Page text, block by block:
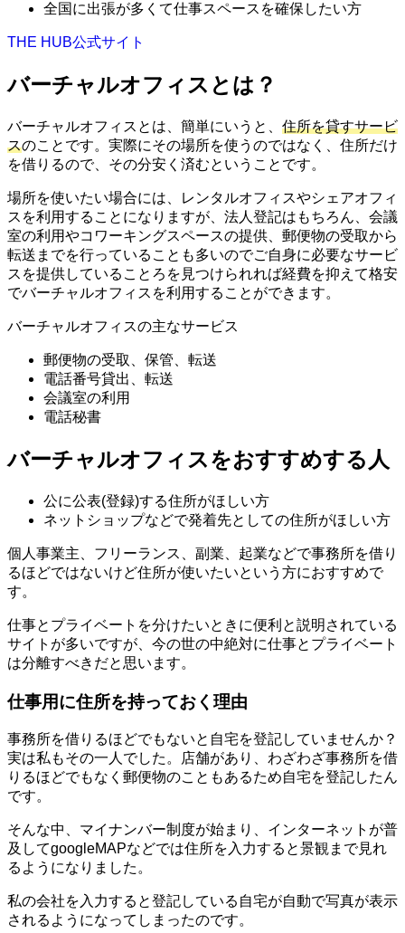
全国に出張が多くて仕事スペースを確保したい方
THE HUB公式サイト
バーチャルオフィスとは？
バーチャルオフィスとは、簡単にいうと、 住所を貸すサービ
スのことです。実際にその場所を使うのではなく、住所だけ
を借りるので、その分安く済むということです。
場所を使いたい場合には、レンタルオフィスやシェアオフィ
スを利用することになりますが、法人登記はもちろん、会議
室の利用やコワーキングスペースの提供、郵便物の受取から
転送までを行っていることも多いのでご自身に必要なサービ
スを提供していることろを見つけられれば経費を抑えて格安
でバーチャルオフィスを利用することができます。
バーチャルオフィスの主なサービス
郵便物の受取、保管、転送
電話番号貸出、転送
会議室の利用
電話秘書
バーチャルオフィスをおすすめする人
公に公表(登録)する住所がほしい方
ネットショップなどで発着先としての住所がほしい方
個人事業主、フリーランス、副業、起業などで事務所を借り
るほどではないけど住所が使いたいという方におすすめで
す。
仕事とプライベートを分けたいときに便利と説明されている
サイトが多いですが、今の世の中絶対に仕事とプライベート
は分離すべきだと思います。
仕事用に住所を持っておく理由
事務所を借りるほどでもないと自宅を登記していませんか？
実は私もその一人でした。店舗があり、わざわざ事務所を借
りるほどでもなく郵便物のこともあるため自宅を登記したん
です。
そんな中、マイナンバー制度が始まり、インターネットが普
及してgoogleMAPなどでは住所を入力すると景観まで見れ
るようになりました。
私の会社を入力すると登記している自宅が自動で写真が表示
されるようになってしまったのです。